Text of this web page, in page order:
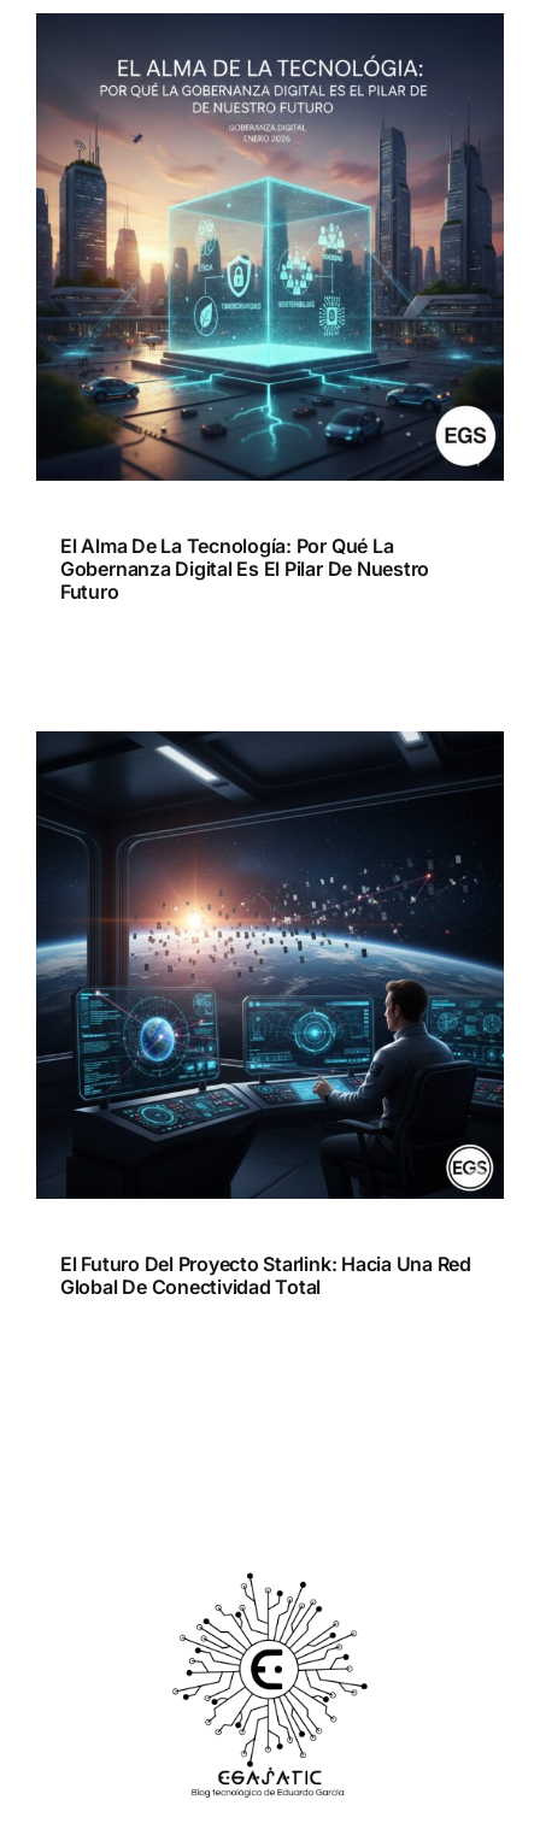
El Alma De La Tecnología: Por Qué La
Gobernanza Digital Es El Pilar De Nuestro
Futuro
El Futuro Del Proyecto Starlink: Hacia Una Red
Global De Conectividad Total